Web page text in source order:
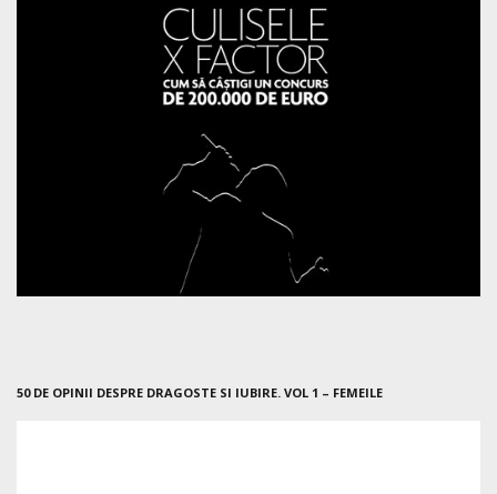
50 DE OPINII DESPRE DRAGOSTE SI IUBIRE. VOL 1 – FEMEILE